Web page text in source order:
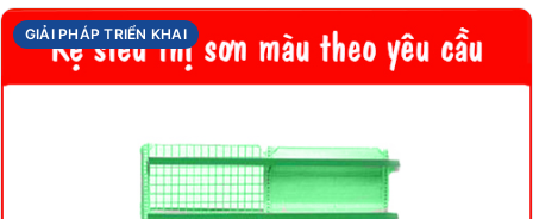
GIẢI PHÁP TRIỂN KHAI